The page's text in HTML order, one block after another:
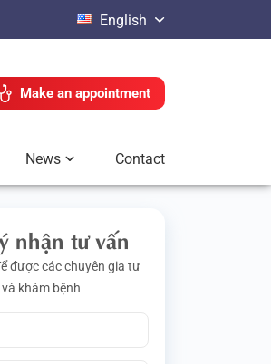
English
Make an appointment
News Contact
nhận tư vấn
được các chuyên gia tư
khám bệnh